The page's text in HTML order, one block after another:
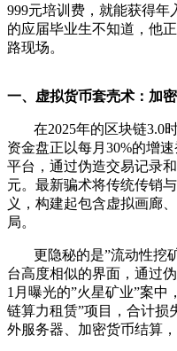
999元培训费，就能获得年
的应届毕业生不知道，他
路现场。
一、虚拟货币套壳术：加
在2025年的区块链3.0
资金盘正以每月30%的增
平台，通过伪造交易记录
元。最新骗术将传统传销
义，构建起包含虚拟画廊
局。
更隐秘的是”流动性挖
台高度相似的界面，通过
1月曝光的”火星矿业”案中
链算力租赁”项目，合计损
外服务器、加密货币结算